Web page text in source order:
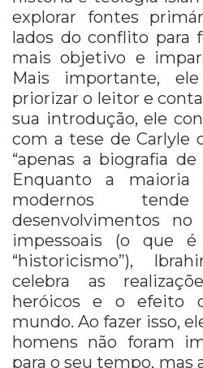
explorar fontes
lados do conflito para
mais objetivo e
Mais importante,
priorizar o leitor e
sua introdução, ele
com a tese de Carlyle
“apenas a biografia
Enquanto a maioria
modernos
desenvolvimentos
impessoais (o que
“historicismo”),
celebra as
heróicos e o efeito
mundo. Ao fazer isso,
homens não foram
para o seu tempo, mas